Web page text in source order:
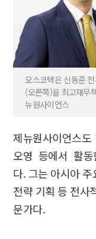
오스코텍은 신동준
(오른쪽)을 최고재무
뉴원사이언스
제뉴원사이언스
오영 등에서 활
다. 그는 아시아
전략 기획 등 전사
문가다.